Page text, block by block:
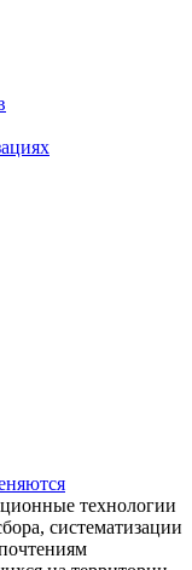
технологии
систематизации